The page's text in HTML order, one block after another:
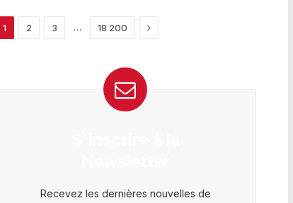
1 2 3 … 18 200 Next
Recevez les dernières nouvelles de